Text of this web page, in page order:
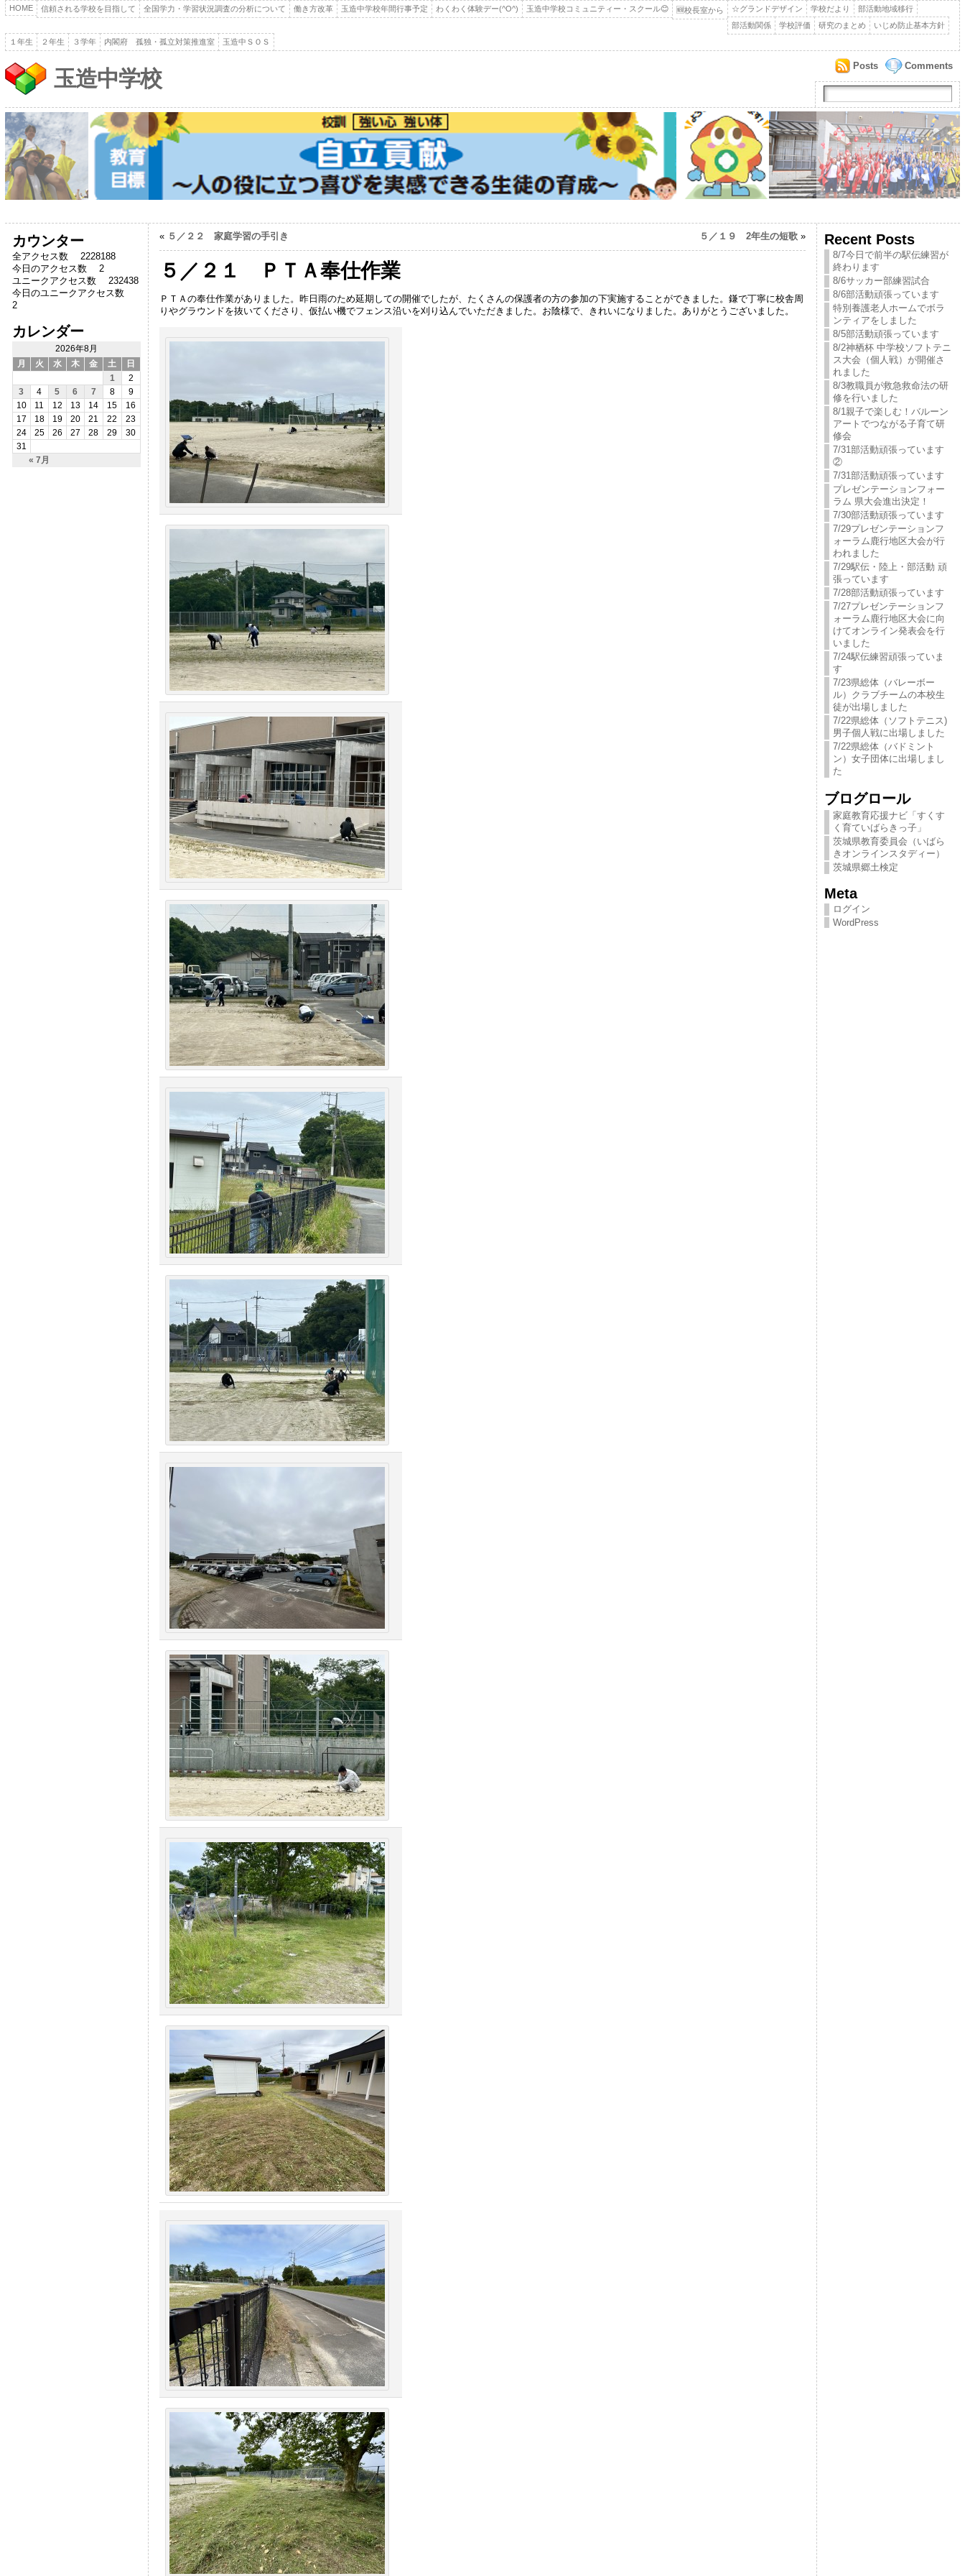
HOME 信頼される学校を目指して 全国学力・学習状況調査の分析について 働き方改革 玉造中学校年間行事予定 わくわく体験デー(^O^) 玉造中学校コミュニティー・スクール😊 🆕校長室から ☆グランドデザイン 学校だより
部活動地域移行
部活動関係
学校評価 研究のまとめ
いじめ防止基本方針
１年生
２年生 ３学年 内閣府 孤独・孤立対策推進室 玉造中ＳＯＳ
玉造中学校
Comments
Posts
カウンター
全アクセス数 2228188
今日のアクセス数 2
ユニークアクセス数 232438
今日のユニークアクセス数
2
カレンダー
2026年8月
月
火 水 木 金 土 日
« 7月
1
2
3
4 5 6 7 8
9
10
11 12 13 14 15
16
17
18 19 20 21 22
23
24
25 26 27 28 29
30
31
« ５／２２ 家庭学習の手引き ５／１９ 2年生の短歌»
５／２１ ＰＴＡ奉仕作業
ＰＴＡの奉仕作業がありました。昨日雨のため延期しての開催でしたが、たくさんの保護者の方の参加の下実施することができました。鎌で丁寧に校舎周
りやグラウンドを抜いてくださり、仮払い機でフェンス沿いを刈り込んでいただきました。お陰様で、きれいになりました。ありがとうございました。
Recent Posts
8/7今日で前半の駅伝練習が
終わります
8/6サッカー部練習試合
8/6部活動頑張っています
特別養護老人ホームでボラ
ンティアをしました
8/5部活動頑張っています
8/2神栖杯 中学校ソフトテニ
ス大会（個人戦）が開催さ
れました
8/3教職員が救急救命法の研
修を行いました
8/1親子で楽しむ！バルーン
アートでつながる子育て研
修会
7/31部活動頑張っています
②
7/31部活動頑張っています
プレゼンテーションフォー
ラム 県大会進出決定！
7/30部活動頑張っています
7/29プレゼンテーションフ
ォーラム鹿行地区大会が行
われました
7/29駅伝・陸上・部活動 頑
張っています
7/28部活動頑張っています
7/27プレゼンテーションフ
ォーラム鹿行地区大会に向
けてオンライン発表会を行
いました
7/24駅伝練習頑張っていま
す
7/23県総体（バレーボー
ル）クラブチームの本校生
徒が出場しました
7/22県総体（ソフトテニス)
男子個人戦に出場しました
7/22県総体（バドミント
ン）女子団体に出場しまし
た
ブログロール
家庭教育応援ナビ「すくす
く育ていばらきっ​子」
茨城県教育委員会（いばら
きオンラインスタディー）
茨城県郷土検定
Meta
ログイン
WordPress